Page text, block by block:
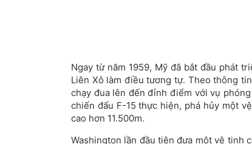
Ngay từ năm 1959, Mỹ đã bắt đầu phát
Liên Xô làm điều tương tự. Theo thông
chạy đua lên đến đỉnh điểm với vụ
chiến đấu F-15 thực hiện, phá hủy một
cao hơn 11.500m.
Washington lần đầu tiên đưa một vệ tinh